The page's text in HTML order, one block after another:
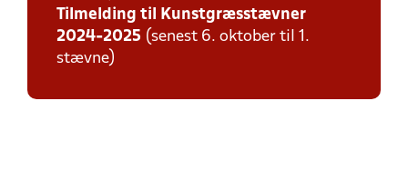
Tilmelding til Kunstgræsstævner
2024-2025 (senest 6. oktober til 1.
stævne)